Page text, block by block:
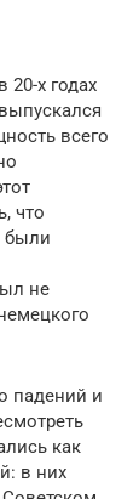
х годах
всего
что
были
не
падений и
как
в них